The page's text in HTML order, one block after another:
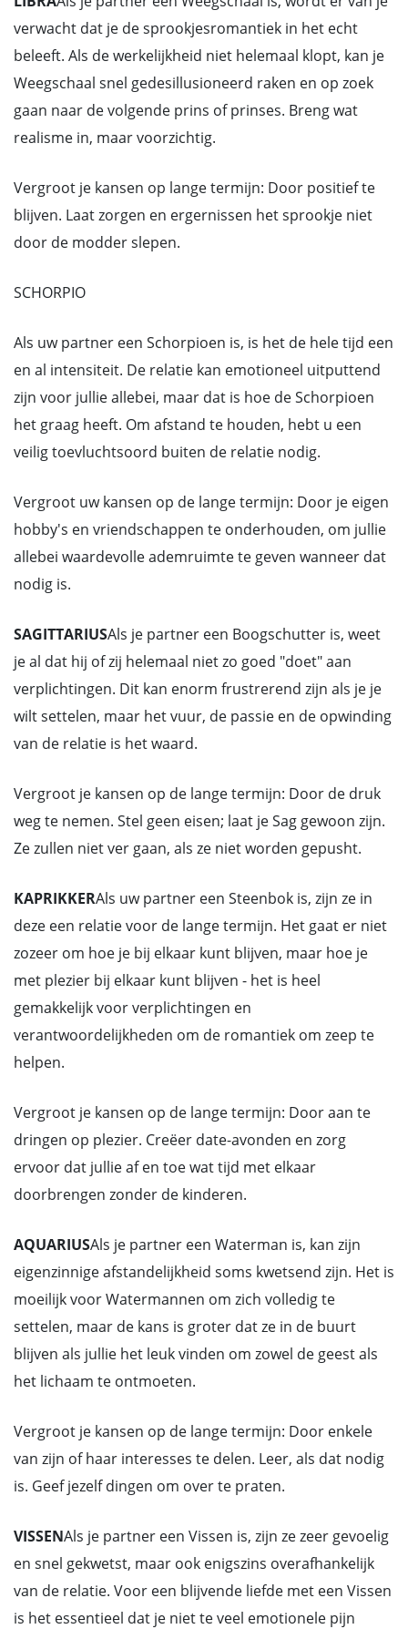
verwacht dat je de sprookjesromantiek in het echt
beleeft. Als de werkelijkheid niet helemaal klopt, kan je
Weegschaal snel gedesillusioneerd raken en op zoek
gaan naar de volgende prins of prinses. Breng wat
realisme in, maar voorzichtig.
Vergroot je kansen op lange termijn: Door positief te
blijven. Laat zorgen en ergernissen het sprookje niet
door de modder slepen.
SCHORPIO
Als uw partner een Schorpioen is, is het de hele tijd een
en al intensiteit. De relatie kan emotioneel uitputtend
zijn voor jullie allebei, maar dat is hoe de Schorpioen
het graag heeft. Om afstand te houden, hebt u een
veilig toevluchtsoord buiten de relatie nodig.
Vergroot uw kansen op de lange termijn: Door je eigen
hobby's en vriendschappen te onderhouden, om jullie
allebei waardevolle ademruimte te geven wanneer dat
nodig is.
SAGITTARIUSAls je partner een Boogschutter is, weet
je al dat hij of zij helemaal niet zo goed "doet" aan
verplichtingen. Dit kan enorm frustrerend zijn als je je
wilt settelen, maar het vuur, de passie en de opwinding
van de relatie is het waard.
Vergroot je kansen op de lange termijn: Door de druk
weg te nemen. Stel geen eisen; laat je Sag gewoon zijn.
Ze zullen niet ver gaan, als ze niet worden gepusht.
KAPRIKKERAls uw partner een Steenbok is, zijn ze in
deze een relatie voor de lange termijn. Het gaat er niet
zozeer om hoe je bij elkaar kunt blijven, maar hoe je
met plezier bij elkaar kunt blijven - het is heel
gemakkelijk voor verplichtingen en
verantwoordelijkheden om de romantiek om zeep te
helpen.
Vergroot je kansen op de lange termijn: Door aan te
dringen op plezier. Creëer date-avonden en zorg
ervoor dat jullie af en toe wat tijd met elkaar
doorbrengen zonder de kinderen.
AQUARIUSAls je partner een Waterman is, kan zijn
eigenzinnige afstandelijkheid soms kwetsend zijn. Het is
moeilijk voor Watermannen om zich volledig te
settelen, maar de kans is groter dat ze in de buurt
blijven als jullie het leuk vinden om zowel de geest als
het lichaam te ontmoeten.
Vergroot je kansen op de lange termijn: Door enkele
van zijn of haar interesses te delen. Leer, als dat nodig
is. Geef jezelf dingen om over te praten.
VISSENAls je partner een Vissen is, zijn ze zeer gevoelig
en snel gekwetst, maar ook enigszins overafhankelijk
van de relatie. Voor een blijvende liefde met een Vissen
is het essentieel dat je niet te veel emotionele pijn